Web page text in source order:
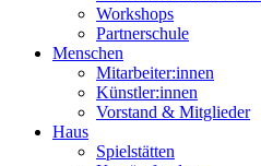
Workshops
Partnerschule
Menschen
Mitarbeiter:innen
Künstler:innen
Vorstand & Mitglieder
Haus
Spielstätten